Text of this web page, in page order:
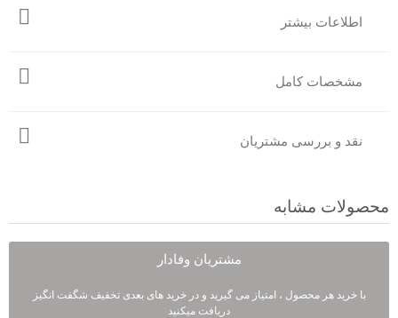
اطلاعات بیشتر
مشخصات کامل
نقد و بررسی مشتریان
محصولات مشابه
مشتریان وفادار
با خرید هر محصول ، امتیاز می گیرید و در خرید های بعدی تخفیف شگفت انگیز
دریافت میکنید